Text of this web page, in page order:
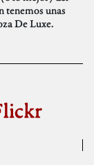
tenemos unas
De Luxe.